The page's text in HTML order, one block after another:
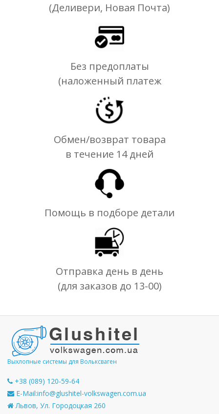
(Деливери, Новая Почта)
Без предоплаты
(наложенный платеж
Обмен/возврат товара
в течение 14 дней
Помощь в подборе детали
Отправка день в день
(для заказов до 13-00)
Выхлопные системы для Вольксваген
+38 (089) 120-59-64
E-Mail:info@glushitel-volkswagen.com.ua
Львов, Ул. Городоцкая 260